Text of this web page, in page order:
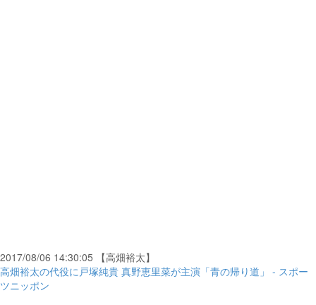
2017/08/06 14:30:05 【高畑裕太】
高畑裕太の代役に戸塚純貴 真野恵里菜が主演「青の帰り道」 - スポー
ツニッポン